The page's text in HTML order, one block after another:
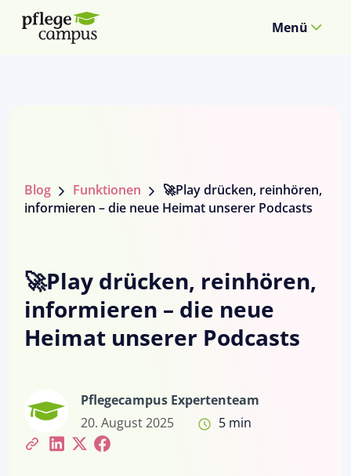
Menü
Blog Funktionen
🚀Play drücken, reinhören,
informieren – die neue Heimat unserer Podcasts
🚀Play drücken, reinhören,
informieren – die neue
Heimat unserer Podcasts
Pflegecampus Expertenteam
20. August 2025
5 min